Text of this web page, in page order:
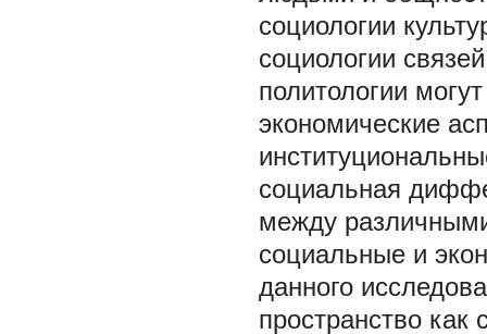
социологии
социологии
политологии
экономические
социальная
между
социальные и
данного
пространство как